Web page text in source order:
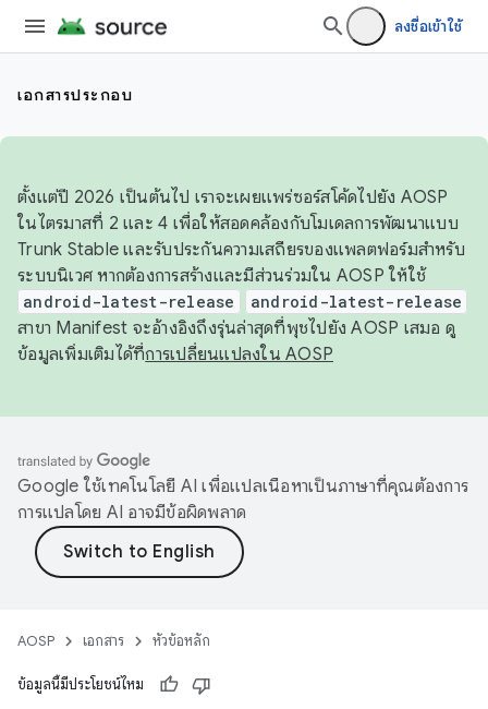
ลงชื่อเข้าใช้
เอกสารประกอบ
ตั้งแต่ปี 2026 เป็นต้นไป เราจะเผยแพร่ซอร์สโค้ดไปยัง AOSP
ในไตรมาสที่ 2 และ 4 เพื่อให้สอดคล้องกับโมเดลการพัฒนาแบบ
Trunk Stable และรับประกันความเสถียรของแพลตฟอร์มสำหรับ
ระบบนิเวศ หากต้องการสร้างและมีส่วนร่วมใน AOSP ให้ใช้
android-latest-release android-latest-release
สาขา Manifest จะอ้างอิงถึงรุ่นล่าสุดที่พุชไปยัง AOSP เสมอ ดู
ข้อมูลเพิ่มเติมได้ที่การเปลี่ยนแปลงใน AOSP
Google ใช้เทคโนโลยี AI เพื่อแปลเนื้อหาเป็นภาษาที่คุณต้องการ
การแปลโดย AI อาจมีข้อผิดพลาด
AOSP เอกสาร หัวข้อหลัก
ข้อมูลนี้มีประโยชน์ไหม